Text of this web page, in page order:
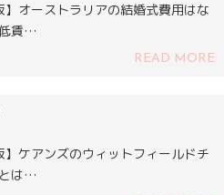
】オーストラリアの結婚式費用はな
賃…
READ MORE
】ケアンズのウィットフィールドチ
は…